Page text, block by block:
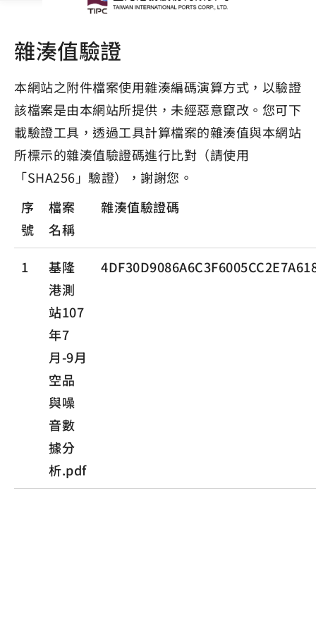
雜湊值驗證
本網站之附件檔案使用雜湊編碼演算方式，以驗證
該檔案是由本網站所提供，未經惡意竄改。您可下
載驗證工具，透過工具計算檔案的雜湊值與本網站
所標示的雜湊值驗證碼進行比對（請使用
「SHA256」驗證），謝謝您。
序
號
檔案
名稱
雜湊值驗證碼
1
基隆
港測
站107
年7
月-9月
空品
與噪
音數
據分
析.pdf